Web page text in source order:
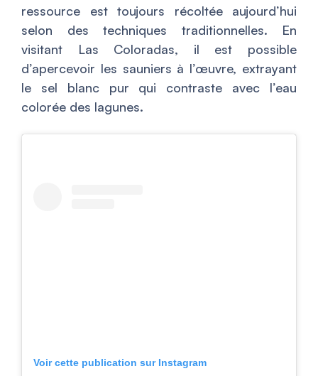
ressource est toujours récoltée aujourd’hui
selon des techniques traditionnelles. En
visitant Las Coloradas, il est possible
d’apercevoir les sauniers à l’œuvre, extrayant
le sel blanc pur qui contraste avec l’eau
colorée des lagunes.
Voir cette publication sur Instagram